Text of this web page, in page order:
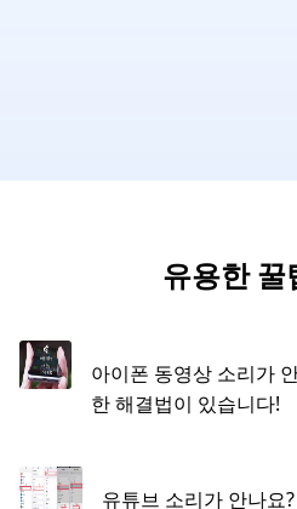
유용한 꿀
아이폰 동영상 소리가
한 해결법이 있습니다!
유튜브 소리가 안나요